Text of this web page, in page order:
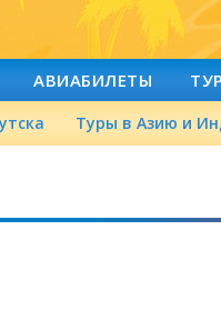
АВИАБИЛЕТЫ
Туры в Азию и